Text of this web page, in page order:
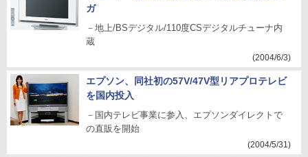
ガ
－地上/BSデジタル/110度CSデジタルチューナ内
蔵
(2004/6/3)
エプソン、同社初の57V/47V型リアプロテレビ
を国内投入
－国内テレビ事業に参入、エプソンダイレクトで
の直販を開始
(2004/5/31)